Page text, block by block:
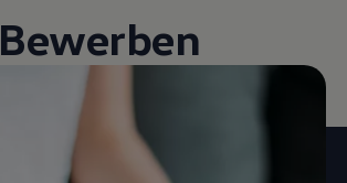
Bewerben